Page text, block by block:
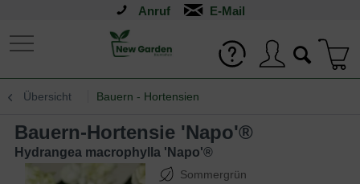
Anruf
Übersicht Bauern - Hortensien
Bauern-Hortensie 'Napo'®
Hydrangea macrophylla 'Napo'®
Sommergrün